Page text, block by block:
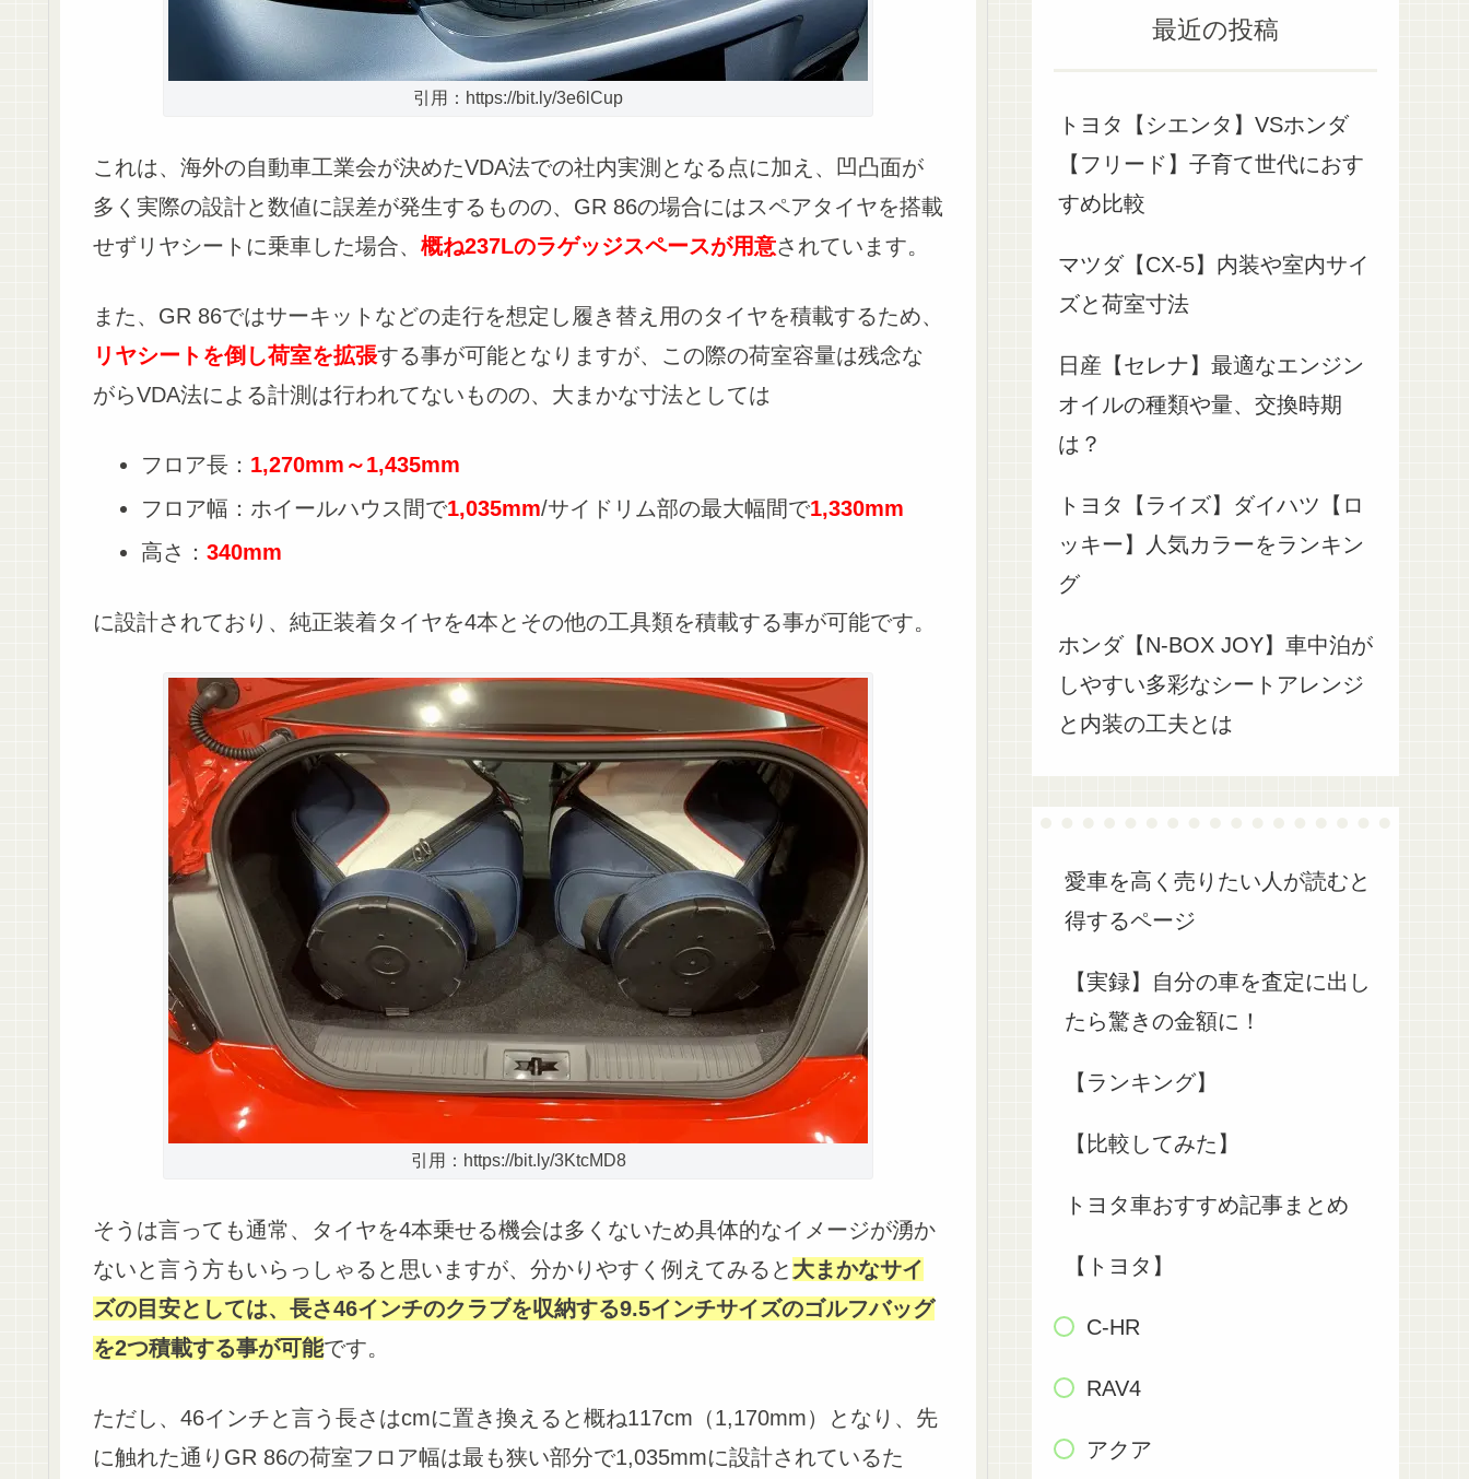
引用：https://bit.ly/3e6lCup
これは、海外の自動車工業会が決めたVDA法での社内実測となる点に加え、凹凸面が
多く実際の設計と数値に誤差が発生するものの、GR 86の場合にはスペアタイヤを搭載
せずリヤシートに乗車した場合、 概ね237Lのラゲッジスペースが用意されています。
また、GR 86ではサーキットなどの走行を想定し履き替え用のタイヤを積載するため、
リヤシートを倒し荷室を拡張する事が可能となりますが、この際の荷室容量は残念な
がらVDA法による計測は行われてないものの、大まかな寸法としては
フロア長： 1,270mm～1,435mm
フロア幅：ホイールハウス間で1,035mm/サイドリム部の最大幅間で1,330mm
高さ： 340mm
に設計されており、純正装着タイヤを4本とその他の工具類を積載する事が可能です。
引用：https://bit.ly/3KtcMD8
そうは言っても通常、タイヤを4本乗せる機会は多くないため具体的なイメージが湧か
ないと言う方もいらっしゃると思いますが、分かりやすく例えてみると 大まかなサイ
ズの目安としては、長さ46インチのクラブを収納する9.5インチサイズのゴルフバッグ
を2つ積載する事が可能です。
ただし、46インチと言う長さはcmに置き換えると概ね117cm（1,170mm）となり、先
に触れた通りGR 86の荷室フロア幅は最も狭い部分で1,035mmに設計されているた
最近の投稿
トヨタ【シエンタ】VSホンダ
【フリード】子育て世代におす
すめ比較
マツダ【CX-5】内装や室内サイ
ズと荷室寸法
日産【セレナ】最適なエンジン
オイルの種類や量、交換時期
は？
トヨタ【ライズ】ダイハツ【ロ
ッキー】人気カラーをランキン
グ
ホンダ【N-BOX JOY】車中泊が
しやすい多彩なシートアレンジ
と内装の工夫とは
愛車を高く売りたい人が読むと
得するページ
【実録】自分の車を査定に出し
たら驚きの金額に！
【ランキング】
【比較してみた】
トヨタ車おすすめ記事まとめ
【トヨタ】
C-HR
RAV4
アクア